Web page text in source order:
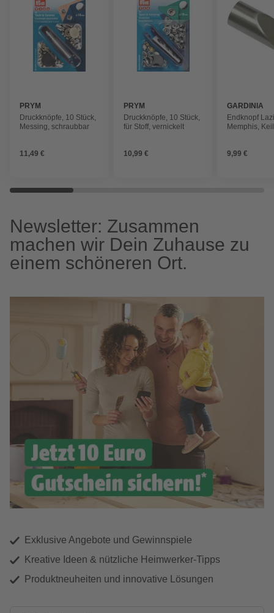
PRYM
Druckknöpfe, 10 Stück,
Messing, schraubbar
11,49 €
PRYM
Druckknöpfe, 10 Stück,
für Stoff, vernickelt
10,99 €
GARDINIA
Endknopf
Memphis,
9,99 €
Newsletter: Zusammen
machen wir Dein Zuhause zu
einem schöneren Ort.
Exklusive Angebote und Gewinnspiele
Kreative Ideen & nützliche Heimwerker-Tipps
Produktneuheiten und innovative Lösungen